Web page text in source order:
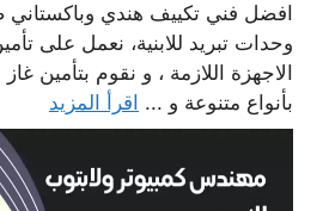
افضل فني تكييف هندي وباكستاني
وحدات تبريد للابنية، نعمل على
الاجهزة اللازمة ، و نقوم بتأمين
بأنواع متنوعة و ... اقرأ المزيد